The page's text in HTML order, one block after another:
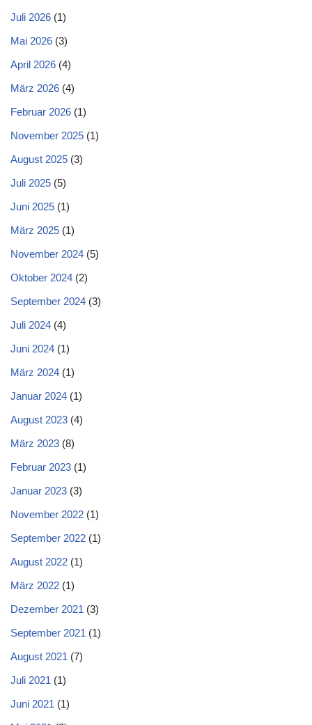
Juli 2026 (1)
Mai 2026 (3)
April 2026 (4)
März 2026 (4)
Februar 2026 (1)
November 2025 (1)
August 2025 (3)
Juli 2025 (5)
Juni 2025 (1)
März 2025 (1)
November 2024 (5)
Oktober 2024 (2)
September 2024 (3)
Juli 2024 (4)
Juni 2024 (1)
März 2024 (1)
Januar 2024 (1)
August 2023 (4)
März 2023 (8)
Februar 2023 (1)
Januar 2023 (3)
November 2022 (1)
September 2022 (1)
August 2022 (1)
März 2022 (1)
Dezember 2021 (3)
September 2021 (1)
August 2021 (7)
Juli 2021 (1)
Juni 2021 (1)